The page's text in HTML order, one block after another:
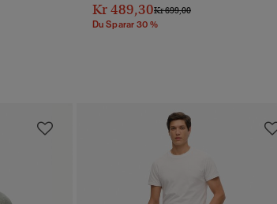
Kr 489,30Pris Reducerat Från
Kr 699,00Till
Du Sparar 30 %